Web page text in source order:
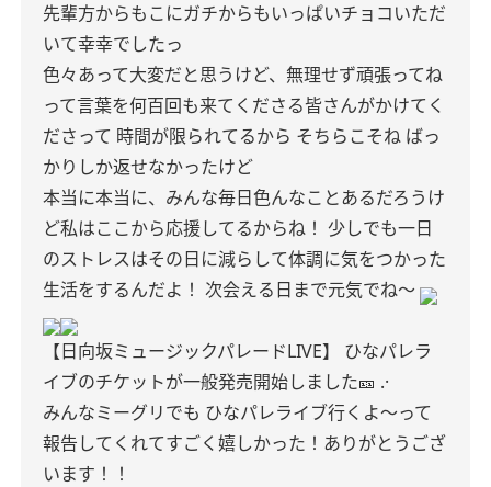
先輩方からもこにガチからもいっぱいチョコいただ
いて幸幸でしたっ
色々あって大変だと思うけど、無理せず頑張ってね
って言葉を何百回も来てくださる皆さんがかけてく
ださって 時間が限られてるから そちらこそね ばっ
かりしか返せなかったけど
本当に本当に、みんな毎日色んなことあるだろうけ
ど私はここから応援してるからね！ 少しでも一日
のストレスはその日に減らして体調に気をつかった
生活をするんだよ！ 次会える日まで元気でね〜
【日向坂ミュージックパレードLIVE】
ひなパレラ
イブのチケットが一般発売開始しました🎫 .·
みんなミーグリでも ひなパレライブ行くよ〜って
報告してくれてすごく嬉しかった！ありがとうござ
います！！